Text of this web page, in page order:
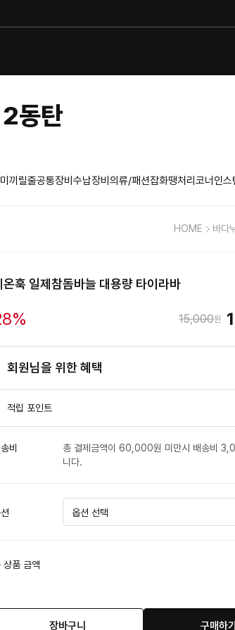
동탄
끼 릴줄공통장비 수납장비 의류/패션잡화땡처리코너 인스
HOME 바다
온훅 일제참돔바늘 대용량 타이라바
% 15,000원
회원님을 위한 혜택
적립 포인트
비
총 결제금액이 60,000원 미만시 배송비
니다.
상품 금액
장바구니 구매하기